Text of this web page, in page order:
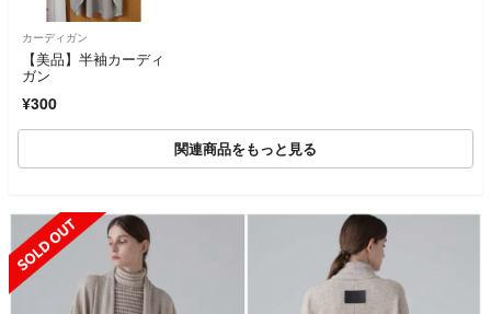
カーディガン
【美品】半袖カーディ
ガン
¥300
関連商品をもっと見る
SOLD OUT